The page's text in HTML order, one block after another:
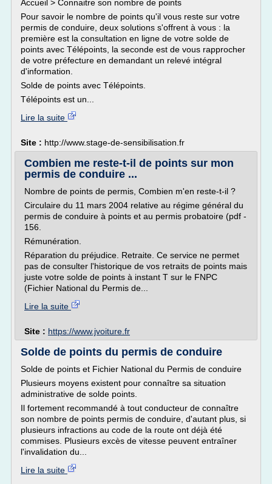
Accueil > Connaitre son nombre de points
Pour savoir le nombre de points qu'il vous reste sur votre
permis de conduire, deux solutions s'offrent à vous : la
première est la consultation en ligne de votre solde de
points avec Télépoints, la seconde est de vous rapprocher
de votre préfecture en demandant un relevé intégral
d'information.
Solde de points avec Télépoints.
Télépoints est un...
Lire la suite
Site : http://www.stage-de-sensibilisation.fr
Combien me reste-t-il de points sur mon
permis de conduire ...
Nombre de points de permis, Combien m'en reste-t-il ?
Circulaire du 11 mars 2004 relative au régime général du
permis de conduire à points et au permis probatoire (pdf -
156.
Rémunération.
Réparation du préjudice. Retraite. Ce service ne permet
pas de consulter l'historique de vos retraits de points mais
juste votre solde de points à instant T sur le FNPC
(Fichier National du Permis de...
Lire la suite
Site : https://www.jvoiture.fr
Solde de points du permis de conduire
Solde de points et Fichier National du Permis de conduire
Plusieurs moyens existent pour connaître sa situation
administrative de solde points.
Il fortement recommandé à tout conducteur de connaître
son nombre de points permis de conduire, d'autant plus, si
plusieurs infractions au code de la route ont déjà été
commises. Plusieurs excès de vitesse peuvent entraîner
l'invalidation du...
Lire la suite